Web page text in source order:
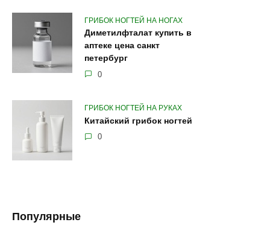
ГРИБОК НОГТЕЙ НА НОГАХ
Диметилфталат купить в
аптеке цена санкт
петербург
0
ГРИБОК НОГТЕЙ НА РУКАХ
Китайский грибок ногтей
0
Популярные